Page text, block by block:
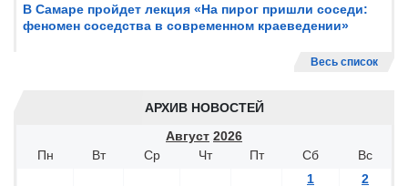
В Самаре пройдет лекция «На пирог пришли соседи:
феномен соседства в современном краеведении»
Весь список
АРХИВ НОВОСТЕЙ
Август 2026
Пн
Вт Ср Чт Пт Сб
Вс
1
2